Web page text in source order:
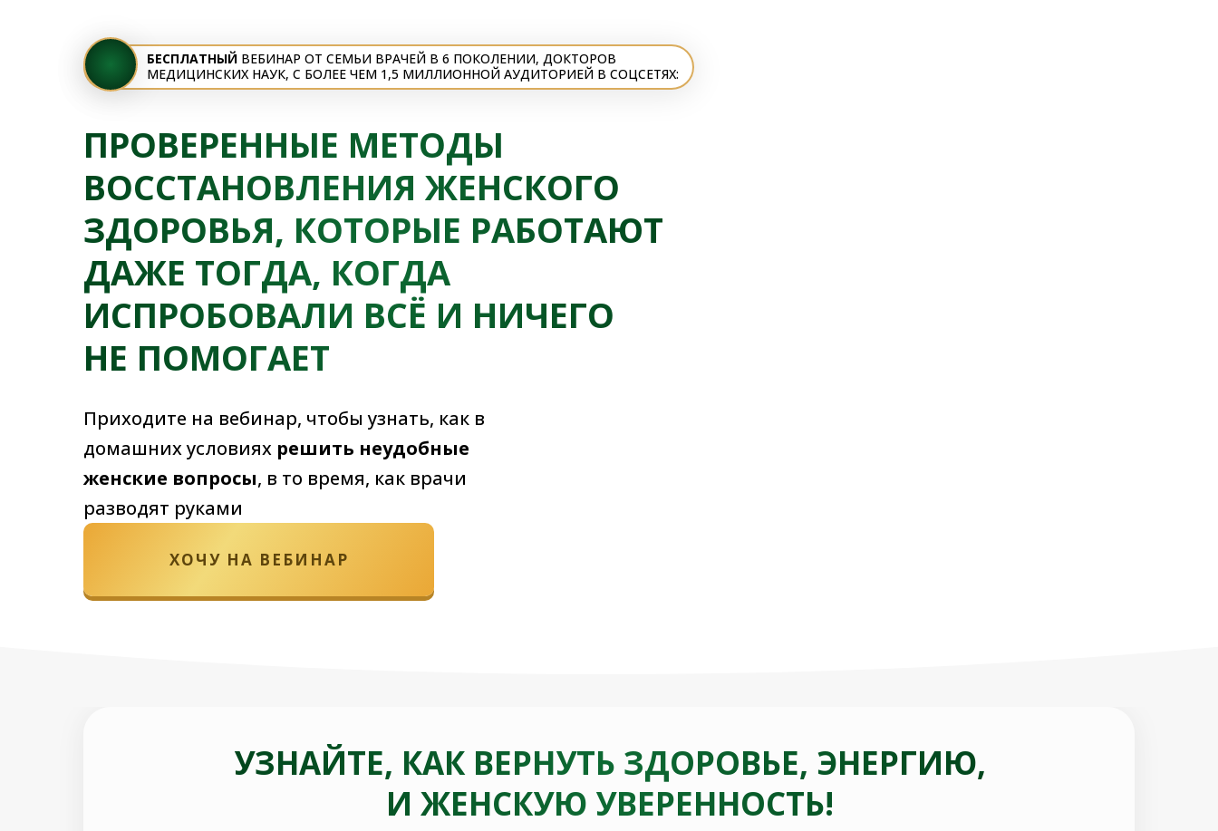
ПРОВЕРЕННЫЕ МЕТОДЫ
ВОССТАНОВЛЕНИЯ ЖЕНСКОГО
ЗДОРОВЬЯ, КОТОРЫЕ РАБОТАЮТ
ДАЖЕ ТОГДА, КОГДА
ИСПРОБОВАЛИ ВСЁ И НИЧЕГО
НЕ ПОМОГАЕТ
Приходите на вебинар, чтобы узнать, как в
домашних условиях решить неудобные
женские вопросы, в то время, как врачи
разводят руками
БЕСПЛАТНЫЙ ВЕБИНАР ОТ СЕМЬИ ВРАЧЕЙ В 6 ПОКОЛЕНИИ, ДОКТОРОВ
МЕДИЦИНСКИХ НАУК, С БОЛЕЕ ЧЕМ 1,5 МИЛЛИОННОЙ АУДИТОРИЕЙ В СОЦСЕТЯХ:
ХОЧУ НА ВЕБИНАР
УЗНАЙТЕ, КАК ВЕРНУТЬ ЗДОРОВЬЕ, ЭНЕРГИЮ,
И ЖЕНСКУЮ УВЕРЕННОСТЬ!